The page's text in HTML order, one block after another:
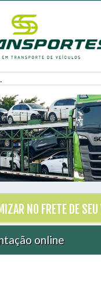
NO FRETE DE
online